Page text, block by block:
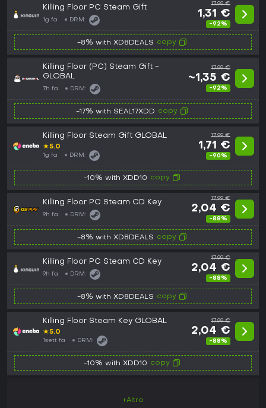
Killing Floor PC Steam Gift
1g fa DRM:
17,99 €
1,31 €
-92%
-8% with XD8DEALS copy
Killing Floor (PC) Steam Gift -
GLOBAL
7h fa DRM:
17,99 €
~1,35 €
-92%
-17% with SEAL17XDD copy
Killing Floor Steam Gift GLOBAL
★5.0
1g fa DRM:
17,99 €
1,71 €
-90%
-10% with XDD10 copy
Killing Floor PC Steam CD Key
9h fa DRM:
17,99 €
2,04 €
-88%
-8% with XD8DEALS copy
Killing Floor PC Steam CD Key
9h fa DRM:
17,99 €
2,04 €
-88%
-8% with XD8DEALS copy
Killing Floor Steam Key GLOBAL
★5.0
1sett fa DRM:
17,99 €
2,04 €
-88%
-10% with XDD10 copy
+Altro